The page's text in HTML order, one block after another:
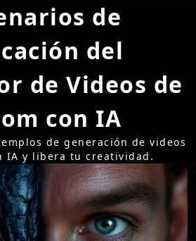
de
del
de Videos de
con IA
de generación de videos
IA y libera tu creatividad.